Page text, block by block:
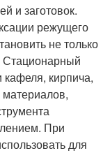
и заготовок.
режущего
не только
Стационарный
кафеля, кирпича,
При
для